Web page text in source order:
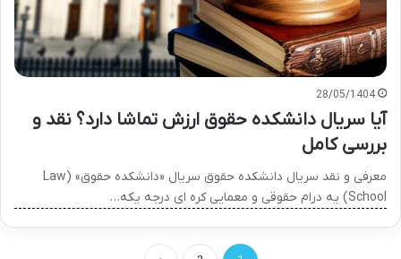
28/05/1404
آیا سریال دانشکده حقوق ارزش تماشا دارد؟ نقد و
بررسی کامل
معرفی و نقد سریال دانشکده حقوق سریال «دانشکده حقوق» (Law
School) یه درام حقوقی و معمایی کره ای درجه یکه…